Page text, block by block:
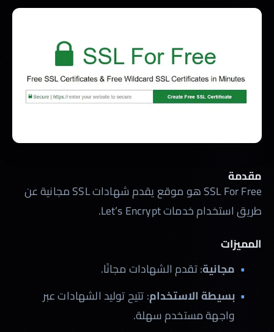
مقدمة
SSL For Free هو موقع يقدم شهادات SSL مجانية عن
طريق استخدام خدمات Let’s Encrypt.
المميزات
مجانية: تقدم الشهادات مجانًا.
بسيطة الاستخدام: تتيح توليد الشهادات عبر
واجهة مستخدم سهلة.